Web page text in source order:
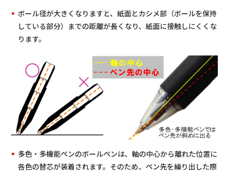
ボール径が大きくなりますと、紙面とカシメ部（ボールを保持
している部分）までの距離が長くなり、紙面に接触しにくくな
ります。
多色・多機能ペンのボールペンは、軸の中心から離れた位置に
各色の替芯が装着されます。そのため、ペン先を繰り出した際